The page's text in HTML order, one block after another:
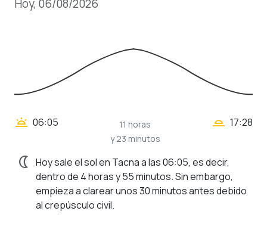
Hoy, 06/08/2026
wb_twilight 06:05
11 horas
y 23 minutos
wb_twilight_2 17:28
nightlight Hoy sale el sol en Tacna a las 06:05, es decir,
dentro de 4 horas y 55 minutos. Sin embargo,
empieza a clarear unos 30 minutos antes debido
al crepúsculo civil.